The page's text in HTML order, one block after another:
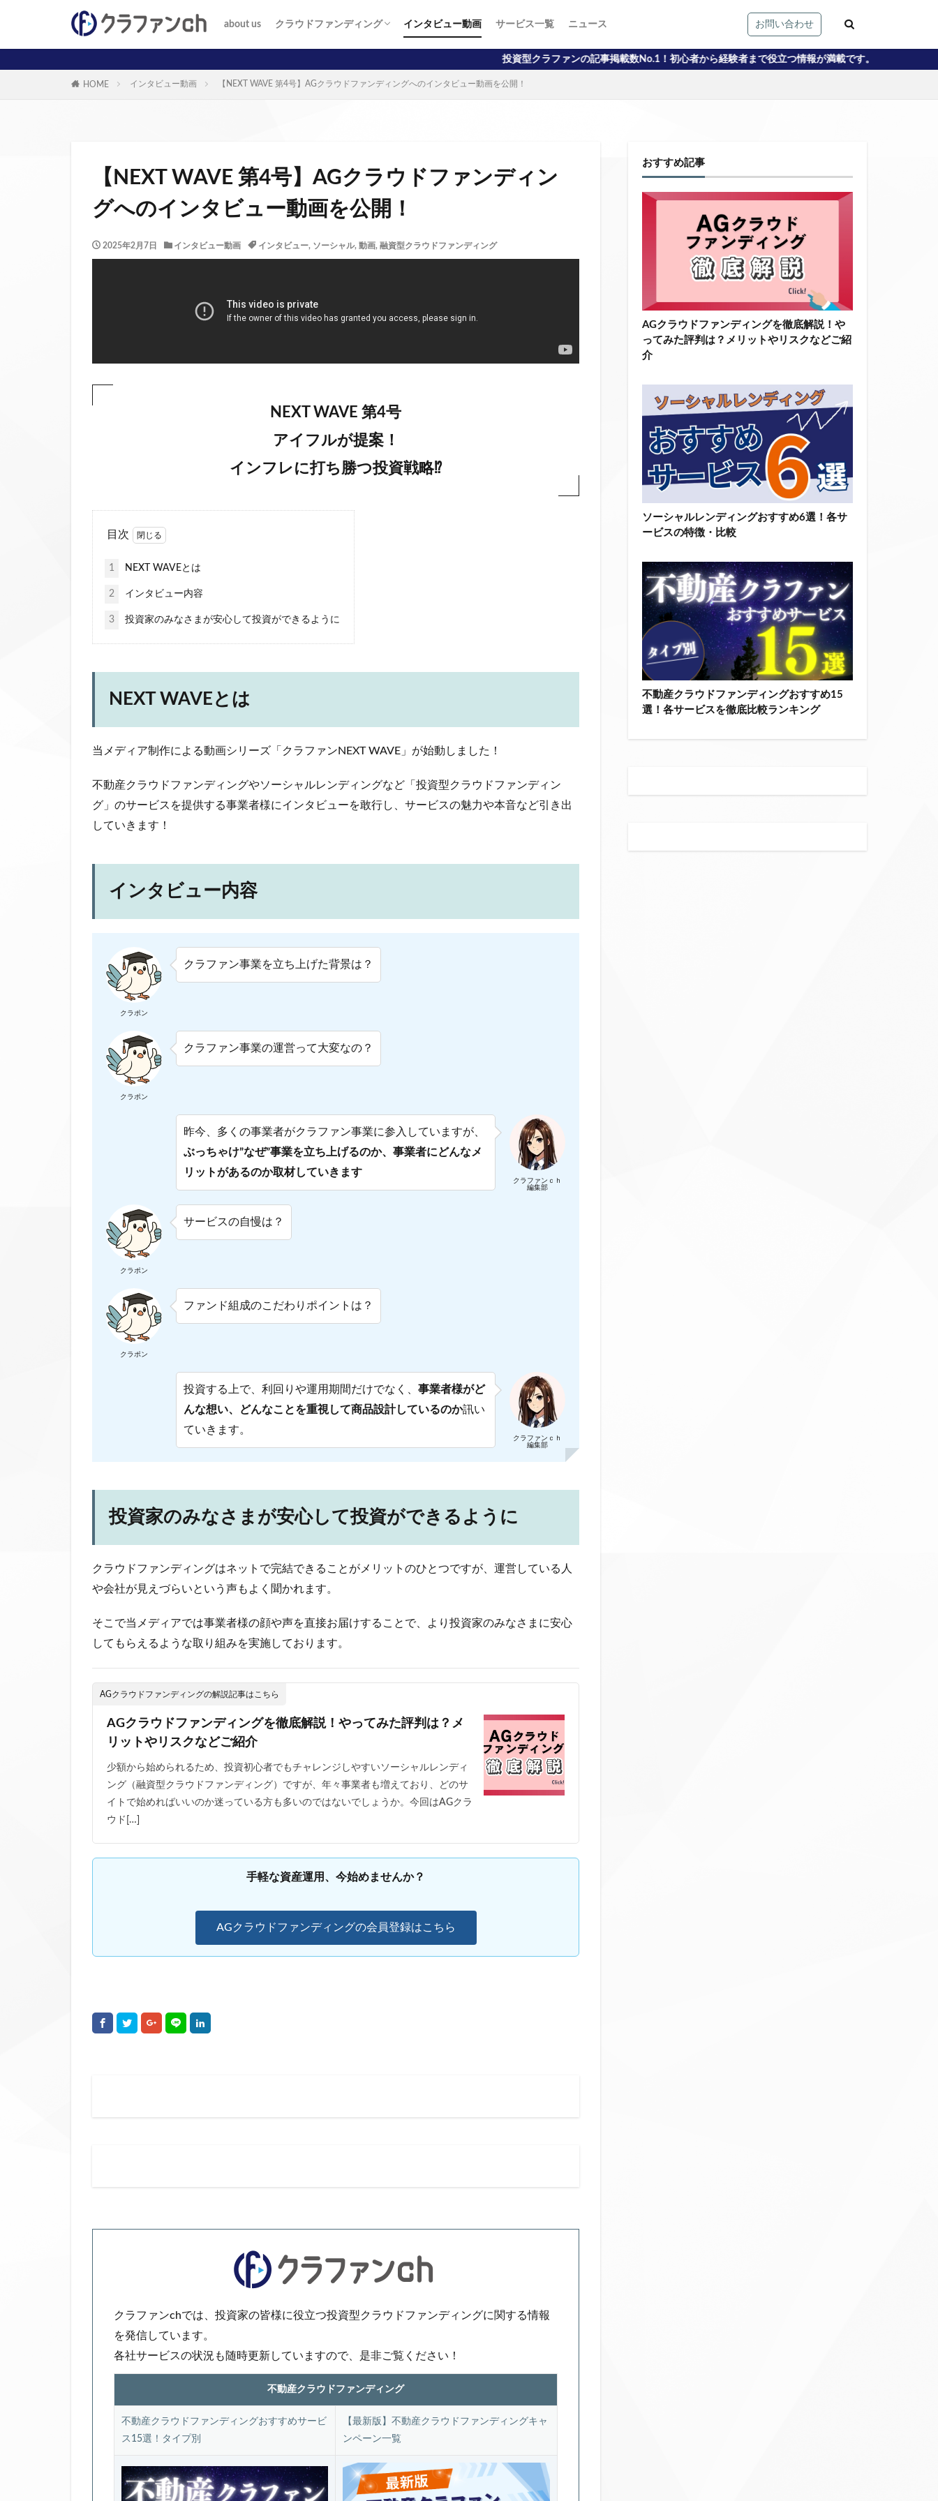
about us クラウドファンディング インタビュー動画 サービス一覧 ニュース お問い合わせ
投資型クラファンの記事掲載数No.1！初心者から経験者まで役立つ情報が満載です。
HOME インタビュー動画 【NEXT WAVE 第4号】AGクラウドファンディングへのインタビュー動画を公開！
【NEXT WAVE 第4号】AGクラウドファンディン
グへのインタビュー動画を公開！
2025年2月7日 インタビュー動画 インタビュー, ソーシャル, 動画, 融資型クラウドファンディング
NEXT WAVE 第4号
アイフルが提案！
インフレに打ち勝つ投資戦略⁉
目次
1 NEXT WAVEとは
2 インタビュー内容
3 投資家のみなさまが安心して投資ができるように
NEXT WAVEとは
当メディア制作による動画シリーズ「クラファンNEXT WAVE」が始動しました！
不動産クラウドファンディングやソーシャルレンディングなど「投資型クラウドファンディン
グ」のサービスを提供する事業者様にインタビューを敢行し、サービスの魅力や本音など引き出
していきます！
インタビュー内容
クラポン
クラファン事業を立ち上げた背景は？
クラポン
クラファン事業の運営って大変なの？
クラファンｃｈ
編集部
昨今、多くの事業者がクラファン事業に参入していますが、
ぶっちゃけ”なぜ”事業を立ち上げるのか、 事業者にどんなメ
リットがあるのか取材していきます
クラポン
サービスの自慢は？
クラポン
ファンド組成のこだわりポイントは？
クラファンｃｈ
編集部
投資する上で、利回りや運用期間だけでなく、 事業者様がど
んな想い、どんなことを重視して商品設計しているのか訊い
ていきます。
投資家のみなさまが安心して投資ができるように
クラウドファンディングはネットで完結できることがメリットのひとつですが、運営している人
や会社が見えづらいという声もよく聞かれます。
そこで当メディアでは事業者様の顔や声を直接お届けすることで、より投資家のみなさまに安心
してもらえるような取り組みを実施しております。
AGクラウドファンディングの解説記事はこちら
AGクラウドファンディングを徹底解説！やってみた評判は？メ
リットやリスクなどご紹介
少額から始められるため、投資初心者でもチャレンジしやすいソーシャルレンディ
ング（融資型クラウドファンディング）ですが、年々事業者も増えており、どのサ
イトで始めればいいのか迷っている方も多いのではないでしょうか。今回はAGクラ
ウド[…]
手軽な資産運用、今始めませんか？
AGクラウドファンディングの会員登録はこちら
クラファンchでは、投資家の皆様に役立つ投資型クラウドファンディングに関する情報
を発信しています。
各社サービスの状況も随時更新していますので、是非ご覧ください！
不動産クラウドファンディング
不動産クラウドファンディングおすすめサービ
ス15選！タイプ別
【最新版】不動産クラウドファンディングキャ
ンペーン一覧
おすすめ記事
AGクラウドファンディングを徹底解説！や
ってみた評判は？メリットやリスクなどご紹
介
ソーシャルレンディングおすすめ6選！各サ
ービスの特徴・比較
不動産クラウドファンディングおすすめ15
選！各サービスを徹底比較ランキング